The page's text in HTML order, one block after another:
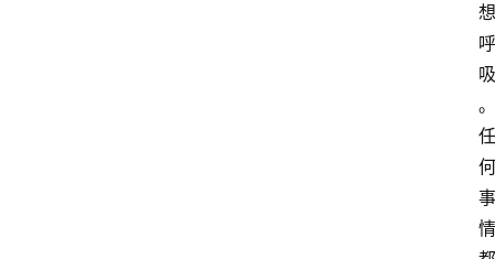
想
呼
吸
。
任
何
事
情